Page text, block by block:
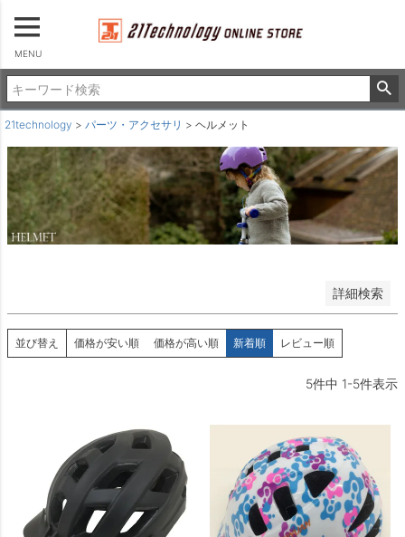
MENU
21technology パーツ・アクセサリ ヘルメット
詳細検索
新着順
登録順
価格が安い順
価格が高い順
優先度順
レビュー順
キーワードヒット順
並び替え 価格が安い順 価格が高い順 新着順 レビュー順
5件中 1-5件表示